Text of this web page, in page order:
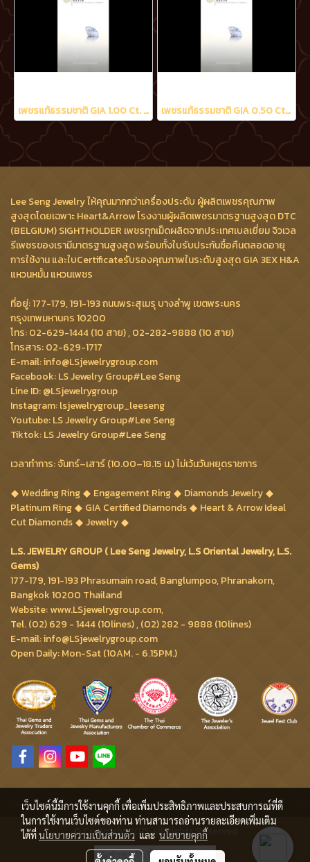
เพชรแท้ธรรมชาติ GIA 1.00 Ct. D/VS2 เพชรแท้ธรรมชาติ GIA 0.50 Ct. D/VS2
Lee Seng Jewelry ให้คุณมากกว่าเครื่องประดับ ผู้ผลิตเพชรคุณภาพ
สูงสุดโดยเฉพาะ Heart&Arrow โรงงานผู้ผลิตเพชรมาตรฐานสูงสุด DTC
(BELGIUM) SIGHTHOLDER เพชรทุกเม็ดผลิตจากประเทศเบลเยี่ยม จิวเวล
รีเพชรของเรามีมาตรฐานสูงสุด พร้อมทั้งใบรับประกันซื้อคืนตลอดอายุ
การใช้งาน และใบCertificateรับรองคุณภาพในระดับสูงสุด GIA 3EX H&A
แหวนหมั้น แหวนเพชร
ที่อยู่: 177-179, 191-193 ถนนพระสุเมรุ บางลำพู เขตพระนคร
กรุงเทพมหานคร 10200
โทร: 02-629-1444 (10 สาย) , 02-282-9888 (10 สาย)
โทรสาร: 02-629-1717
E-mail: info@LSjewelrygroup.com
Facebook: LS Jewelry Group#Lee Seng
Line ID: @LSjewelrygroup
Instagram: lsjewelrygroup_leeseng
Youtube: LS Jewelry Group#Lee Seng
Tiktok: LS Jewelry Group#Lee Seng
เวลาทำการ: จันทร์–เสาร์ (10.00–18.15 น.) ไม่เว้นวันหยุดราชการ
Wedding Ring
Engagement Ring
Diamonds Jewelry
Platinum Ring
GIA Certified Diamonds
Heart & Arrow Ideal
Cut Diamonds
Jewelry
L.S. JEWELRY GROUP ( Lee Seng Jewelry, L.S Oriental Jewelry, L.S.
Gems)
177-179, 191-193 Phrasumain road, Banglumpoo, Phranakorn,
Bangkok 10200 Thailand
Website: www.LSjewelrygroup.com,
Tel. (02) 629 - 1444 (10lines) , (02) 282 - 9888 (10lines)
E-mail: info@LSjewelrygroup.com
Open Daily: Mon-Sat (10AM. - 6.15PM.)
© Copyright 2015 All Rights Reserved
ผู้เข้าชมวันนี้ 1,252
เว็บไซต์นี้มีการใช้งานคุกกี้ เพื่อเพิ่มประสิทธิภาพและประสบการณ์ที่ดี
ในการใช้งานเว็บไซต์ของท่าน ท่านสามารถอ่านรายละเอียดเพิ่มเติม
ได้ที่นโยบายความเป็นส่วนตัว และ นโยบายคุกกี้